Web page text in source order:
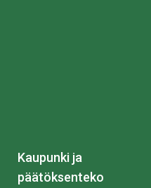
Kaupunki ja
päätöksenteko